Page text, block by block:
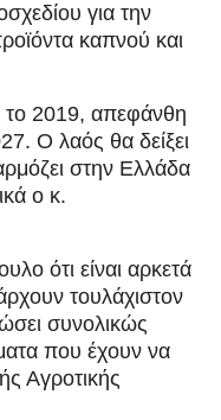
για την
καπνού και
2019, απεφάνθη
Ο λαός θα δείξει
στην Ελλάδα
ο κ.
ότι είναι αρκετά
τουλάχιστον
συνολικώς
που έχουν να
Αγροτικής